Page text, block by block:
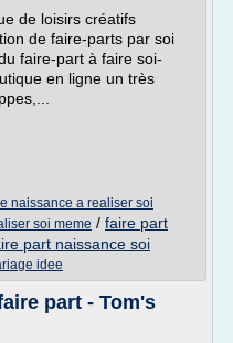
de loisirs créatifs
de faire-parts par soi
faire-part à faire soi-
en ligne un très
naissance a realiser soi
soi meme / faire part
part naissance soi
idee
part - Tom's